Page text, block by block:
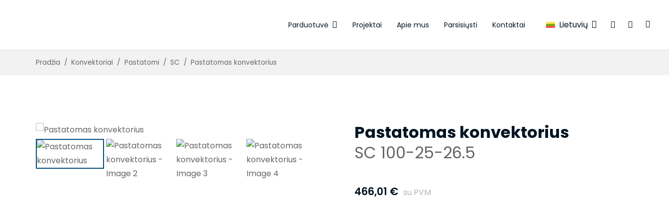
Parduotuvė Projektai Apie mus Parsisiųsti Kontaktai Lietuvių
Pradžia / Konvektoriai / Pastatomi / SC / Pastatomas konvektorius
Pastatomas konvektorius
SC 100-25-26.5
466,01 € su PVM